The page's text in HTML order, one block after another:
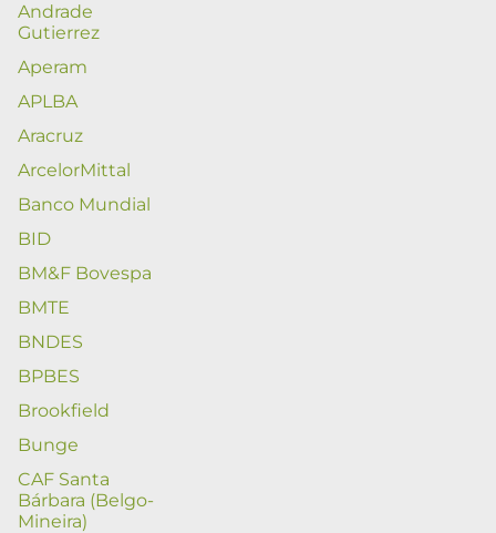
Andrade
Gutierrez
Aperam
APLBA
Aracruz
ArcelorMittal
Banco Mundial
BID
BM&F Bovespa
BMTE
BNDES
BPBES
Brookfield
Bunge
CAF Santa
Bárbara (Belgo-
Mineira)